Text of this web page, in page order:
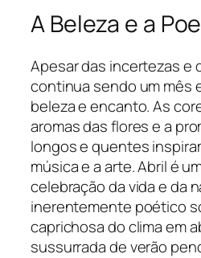
A Beleza e a
Apesar das incertezas e
continua sendo um mês
beleza e encanto. As
aromas das flores e a
longos e quentes
música e a arte. Abril é
celebração da vida e da
inerentemente poético
caprichosa do clima em
sussurrada de verão